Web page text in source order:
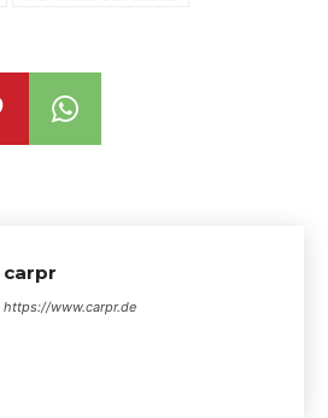
carpr
https://www.carpr.de